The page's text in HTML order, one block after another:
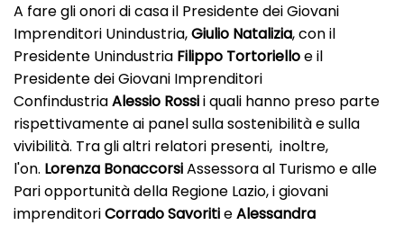
A fare gli onori di casa il Presidente dei Giovani
Imprenditori Unindustria,Giulio Natalizia,con il
Presidente Unindustria Filippo Tortorielloe il
Presidente dei Giovani Imprenditori
ConfindustriaAlessio Rossii quali hanno preso parte
rispettivamente ai panel sulla sostenibilità e sulla
vivibilità. Tra gli altri relatori presenti, inoltre,
l'on. Lorenza BonaccorsiAssessora al Turismo e alle
Pari opportunità della Regione Lazio, i giovani
imprenditoriCorrado SavoritieAlessandra